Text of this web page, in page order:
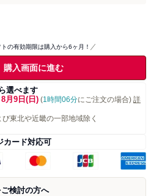
の有効期限は購入から6ヶ月！
購入画面に進む
選べます
月9日(日) (1時間06分にご注文の場合) 詳
東北や近畿の一部地域除く
カード対応可
検討の方へ